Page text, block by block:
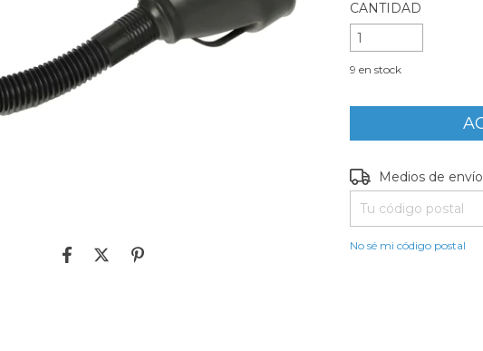
CANTIDAD
9 en stock
Entregas para el CP:
Medios de envío
No sé mi código postal